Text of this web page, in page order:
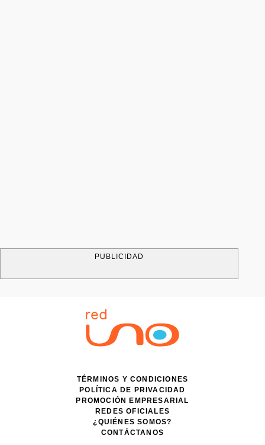
PUBLICIDAD
TÉRMINOS Y CONDICIONES
POLÍTICA DE PRIVACIDAD
PROMOCIÓN EMPRESARIAL
REDES OFICIALES
¿QUIÉNES SOMOS?
CONTÁCTANOS